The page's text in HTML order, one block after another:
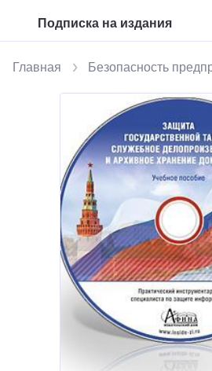
Подписка на издания
Главная Безопасность